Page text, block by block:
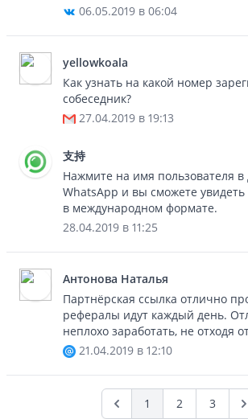
06.05.2019 в 06:04
yellowkoala
Как узнать на какой номер
собеседник?
27.04.2019 в 19:13
支持
Нажмите на имя пользователя в
WhatsApp и вы сможете
в международном формате.
28.04.2019 в 11:25
Антонова Наталья
Партнёрская ссылка отлично
рефералы идут каждый день.
неплохо заработать, не отходя
21.04.2019 в 12:10
Previous1 2 3